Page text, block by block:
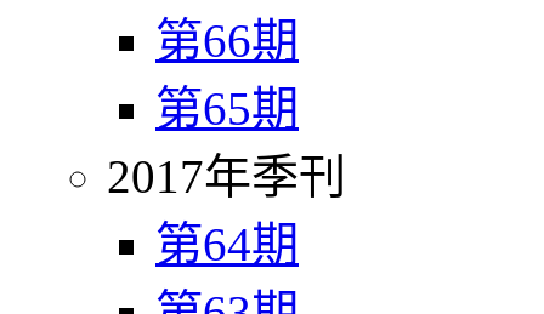
第66期
第65期
2017年季刊
第64期